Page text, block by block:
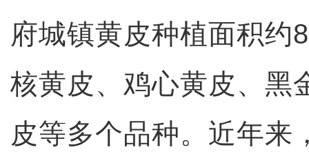
府城镇黄皮种植面积约
核黄皮、鸡心黄皮、黑
皮等多个品种。近年来